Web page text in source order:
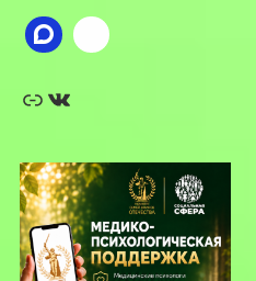
Ссылка